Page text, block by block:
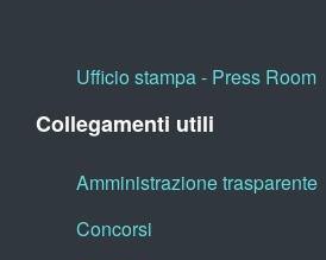
Ufficio stampa - Press Room
Collegamenti utili
Amministrazione trasparente
Concorsi